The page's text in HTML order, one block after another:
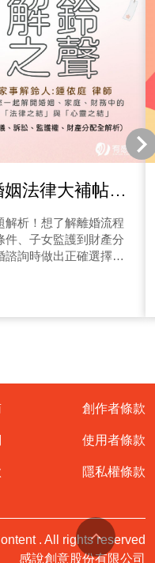
法律大補帖！
常見問題解析
解析！想了解離婚流程
件、子女監護到財產分
詢時做出正確選擇。
掌握婚姻法律架構、離
權與家庭義務。法律保
1.夫妻對家
議書」，協同公證人至
大爭議的情況！完整內
創作者條款
使用者條款
隱私權條款
. All rights reserved
感說創意股份有限公司